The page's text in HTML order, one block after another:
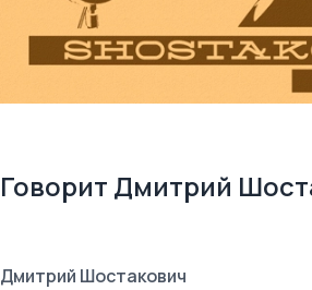
Говорит Дмитрий
Дмитрий Шостакович